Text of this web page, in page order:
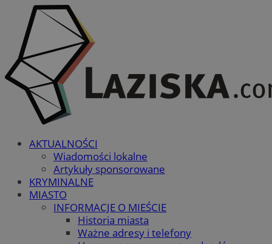
AKTUALNOŚCI
Wiadomości lokalne
Artykuły sponsorowane
KRYMINALNE
MIASTO
INFORMACJE O MIEŚCIE
Historia miasta
Ważne adresy i telefony